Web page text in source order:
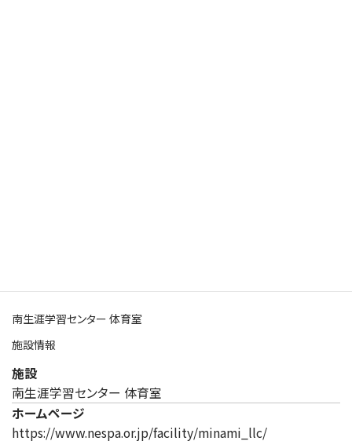
南生涯学習センター 体育室
施設情報
施設
南生涯学習センター 体育室
ホームページ
https://www.nespa.or.jp/facility/minami_llc/